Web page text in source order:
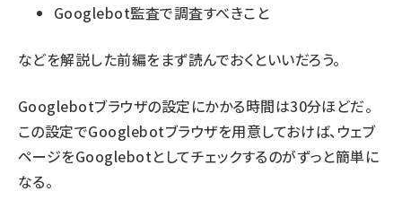
Googlebot監査で調査すべきこと
などを解説した前編をまず読んでおくといいだろう。
Googlebotブラウザの設定にかかる時間は30分ほどだ。
この設定でGooglebotブラウザを用意しておけば、ウェブ
ページをGooglebotとしてチェックするのがずっと簡単に
なる。